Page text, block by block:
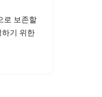
로 보존할
하기 위한